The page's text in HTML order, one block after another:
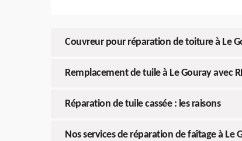
Couvreur pour réparation de toiture à Le
Remplacement de tuile à Le Gouray avec
Réparation de tuile cassée : les raisons
Nos services de réparation de faîtage à Le